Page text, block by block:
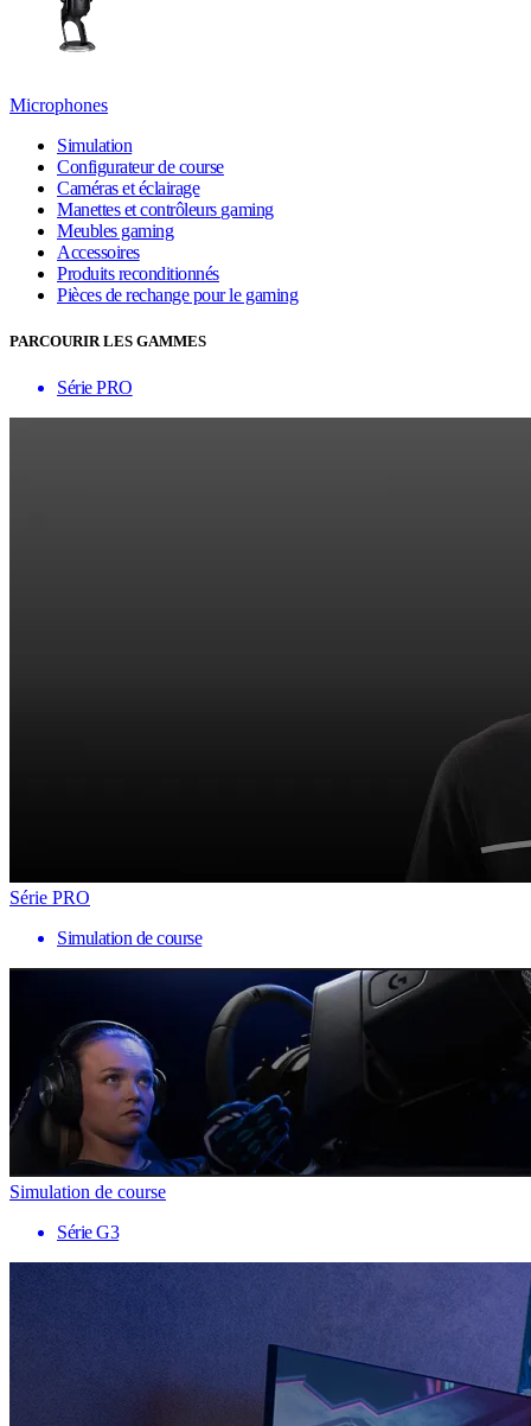
Microphones
Simulation
Configurateur de course
Caméras et éclairage
Manettes et contrôleurs gaming
Meubles gaming
Accessoires
Produits reconditionnés
Pièces de rechange pour le gaming
PARCOURIR LES GAMMES
Série PRO
Série PRO
Simulation de course
Simulation de course
Série G3